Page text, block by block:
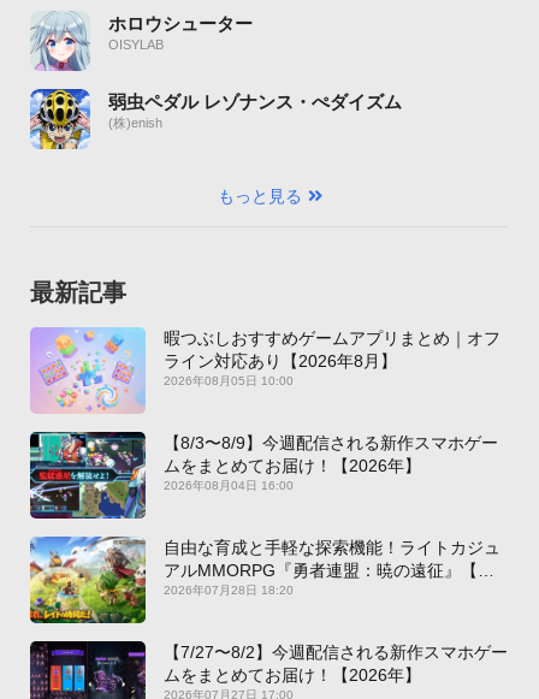
ホロウシューター
OISYLAB
弱虫ペダル レゾナンス・ぺダイズム
(株)enish
もっと見る
最新記事
暇つぶしおすすめゲームアプリまとめ｜オフ
ライン対応あり【2026年8月】
2026年08月05日 10:00
【8/3〜8/9】今週配信される新作スマホゲー
ムをまとめてお届け！【2026年】
2026年08月04日 16:00
自由な育成と手軽な探索機能！ライトカジュ
アルMMORPG『勇者連盟：暁の遠征』【最
新作PICKUP】
2026年07月28日 18:20
【7/27〜8/2】今週配信される新作スマホゲー
ムをまとめてお届け！【2026年】
2026年07月27日 17:00